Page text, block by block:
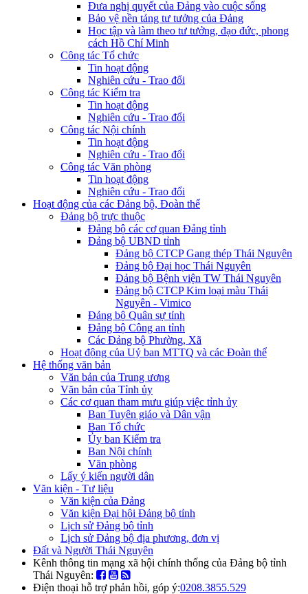
Đưa nghị quyết của Đảng vào cuộc sống
Bảo vệ nền tảng tư tưởng của Đảng
Học tập và làm theo tư tưởng, đạo đức, phong
cách Hồ Chí Minh
Công tác Tổ chức
Tin hoạt động
Nghiên cứu - Trao đổi
Công tác Kiểm tra
Tin hoạt động
Nghiên cứu - Trao đổi
Công tác Nội chính
Tin hoạt động
Nghiên cứu - Trao đổi
Công tác Văn phòng
Tin hoạt động
Nghiên cứu - Trao đổi
Hoạt động của các Đảng bộ, Đoàn thể
Đảng bộ trực thuộc
Đảng bộ các cơ quan Đảng tỉnh
Đảng bộ UBND tỉnh
Đảng bộ CTCP Gang thép Thái Nguyên
Đảng bộ Đại học Thái Nguyên
Đảng bộ Bệnh viện TW Thái Nguyên
Đảng bộ CTCP Kim loại màu Thái
Nguyên - Vimico
Đảng bộ Quân sự tỉnh
Đảng bộ Công an tỉnh
Các Đảng bộ Phường, Xã
Hoạt động của Uỷ ban MTTQ và các Đoàn thể
Hệ thống văn bản
Văn bản của Trung ương
Văn bản của Tỉnh ủy
Các cơ quan tham mưu giúp việc tỉnh ủy
Ban Tuyên giáo và Dân vận
Ban Tổ chức
Ủy ban Kiểm tra
Ban Nội chính
Văn phòng
Lấy ý kiến người dân
Văn kiện - Tư liệu
Văn kiện của Đảng
Văn kiện Đại hội Đảng bộ tỉnh
Lịch sử Đảng bộ tỉnh
Lịch sử Đảng bộ địa phương, đơn vị
Đất và Người Thái Nguyên
Kênh thông tin mạng xã hội chính thống của Đảng bộ tỉnh
Thái Nguyên:
Điện thoại hỗ trợ phản hồi, góp ý:0208.3855.529